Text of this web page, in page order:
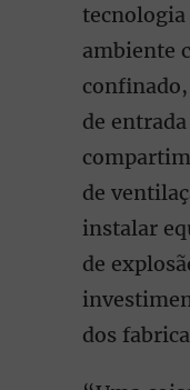
tecnologia
ambiente
de
de
instalar
de
dos